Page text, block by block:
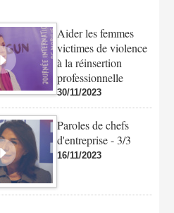
Aider les femmes
victimes de violence
à la réinsertion
professionnelle
30/11/2023
Paroles de chefs
d'entreprise - 3/3
16/11/2023